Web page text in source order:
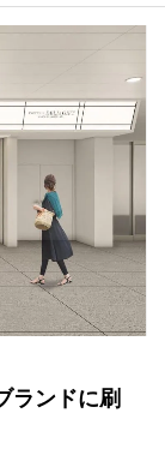
ランドに刷